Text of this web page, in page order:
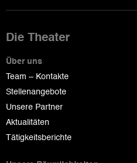
Die Theater
Über uns
Team – Kontakte
Stellenangebote
Unsere Partner
Aktualitäten
Tätigkeitsberichte